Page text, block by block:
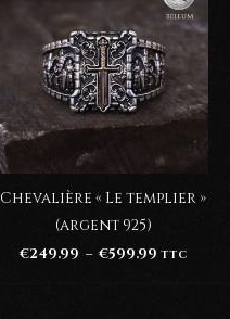
Chevalière « Le templier »
(argent 925)
€249.99 – €599.99 Plage
TTC